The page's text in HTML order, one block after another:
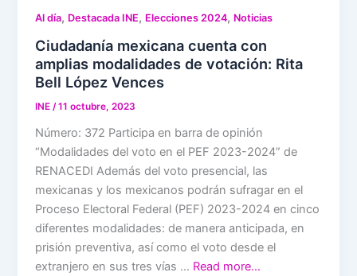
Al día, Destacada INE, Elecciones 2024, Noticias
Ciudadanía mexicana cuenta con
amplias modalidades de votación: Rita
Bell López Vences
INE /11 octubre, 2023
Número: 372 Participa en barra de opinión
“Modalidades del voto en el PEF 2023-2024” de
RENACEDI Además del voto presencial, las
mexicanas y los mexicanos podrán sufragar en el
Proceso Electoral Federal (PEF) 2023-2024 en cinco
diferentes modalidades: de manera anticipada, en
prisión preventiva, así como el voto desde el
extranjero en sus tres vías … Read more…